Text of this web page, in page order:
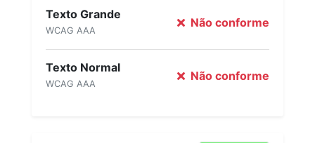
Texto Grande
WCAG AAA
Não conforme
Texto Normal
WCAG AAA
Não conforme